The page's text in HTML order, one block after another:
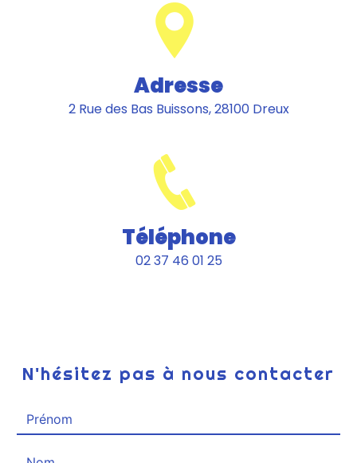
Adresse
2 Rue des Bas Buissons, 28100 Dreux
Téléphone
02 37 46 01 25
N'hésitez pas à nous contacter